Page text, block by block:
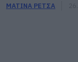
ΜΑΤΙΝΑ ΡΕΤΣΑ